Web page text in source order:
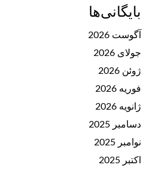
بایگانی‌ها
آگوست 2026
جولای 2026
ژوئن 2026
فوریه 2026
ژانویه 2026
دسامبر 2025
نوامبر 2025
اکتبر 2025